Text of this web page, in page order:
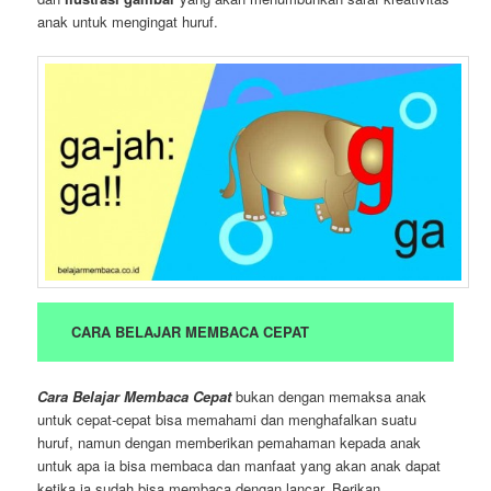
anak untuk mengingat huruf.
CARA BELAJAR MEMBACA CEPAT
Cara Belajar Membaca Cepatbukan dengan memaksa anak
untuk cepat-cepat bisa memahami dan menghafalkan suatu
huruf, namun dengan memberikan pemahaman kepada anak
untuk apa ia bisa membaca dan manfaat yang akan anak dapat